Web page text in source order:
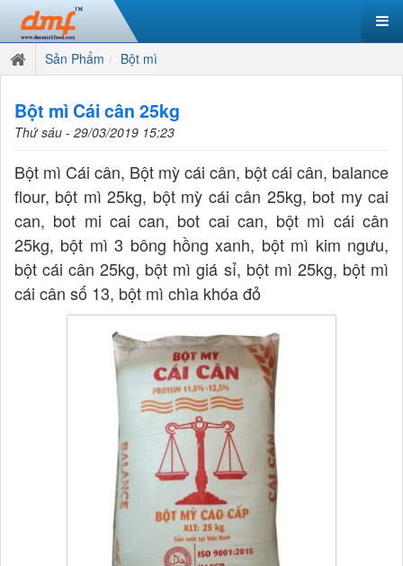
Sản Phẩm Bột mì
Bột mì Cái cân 25kg
Thứ sáu - 29/03/2019 15:23
Bột mì Cái cân, Bột mỳ cái cân, bột cái cân, balance
flour, bột mì 25kg, bột mỳ cái cân 25kg, bot my cai
can, bot mi cai can, bot cai can, bột mì cái cân
25kg, bột mì 3 bông hồng xanh, bột mì kim ngưu,
bột cái cân 25kg, bột mì giá sỉ, bột mì 25kg, bột mì
cái cân số 13, bột mì chìa khóa đỏ